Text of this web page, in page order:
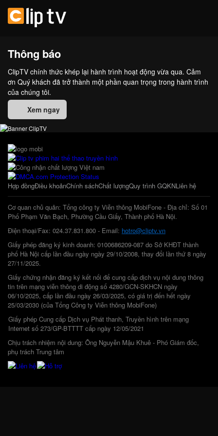
Thông báo
ClipTV chính thức khép lại hành trình hoạt động vừa qua. Cảm
ơn Quý khách đã trở thành một phần quan trọng trong hành trình
của chúng tôi.
Xem ngay
Hợp đồngĐiều khoảnChính sáchChất lượngQuy trình GQKNLiên hệ
Cơ quan chủ quản: Tổng công ty Viễn thông MobiFone - Địa chỉ: Số 01
Phố Phạm Văn Bạch, Phường Cầu Giấy, Thành phố Hà Nội.
Điện thoại/Fax: 024.37.831.800 - Email: hotro@cliptv.vn
Giấy phép đăng ký kinh doanh: 0100686209-087 do Sở KHĐT thành
phố Hà Nội cấp lần đầu ngày ngày 29/10/2008, thay đổi lần thứ 8 ngày
27/11/2025.
Giấy chứng nhận đăng ký kết nối để cung cấp dịch vụ nội dung thông
tin trên mạng viễn thông di động số 4280/GCN-SKHCN ngày
06/10/2025, cấp lần đầu ngày 26/03/2025, có giá trị đến hết ngày
25/03/2030 (của Tổng Công ty Viễn thông MobiFone)
Giấy phép Cung cấp Dịch vụ Phát thanh, Truyền hình trên mạng
Internet số 273/GP-BTTTT cấp ngày 12/05/2021
Chịu trách nhiệm nội dung: Ông Nguyễn Mậu Khuê - Phó Giám đốc,
phụ trách Trung tâm